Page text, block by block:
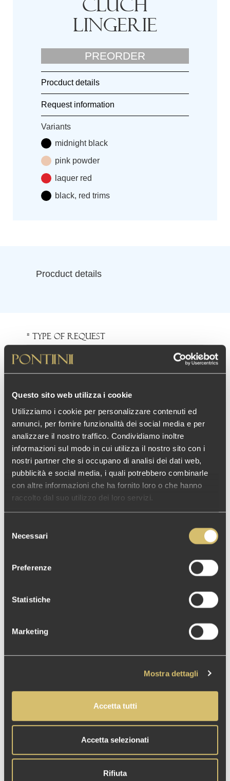
Questo sito web utilizza i cookie
Utilizziamo i cookie per personalizzare contenuti ed
annunci, per fornire funzionalità dei social media e per
analizzare il nostro traffico. Condividiamo inoltre
informazioni sul modo in cui utilizza il nostro sito con i
nostri partner che si occupano di analisi dei dati web,
pubblicità e social media, i quali potrebbero combinarle
con altre informazioni che ha fornito loro o che hanno
raccolto dal suo utilizzo dei loro servizi.
delNecessari
Preferenze
Statistiche
Marketing
Mostra dettagli
Accetta tutti
Accetta selezionati
Rifiuta
Cluch
lingerie
PREORDER
Procduct details
Request information
Variants
midnight black
pink powder
laquer red
black, red trims
Procduct details
* Type of request
* Variant
* First Name
* Last Name
* E-mail address
Phone number
Country
(law 196/2003 on privacy), including
our Cookie Use.